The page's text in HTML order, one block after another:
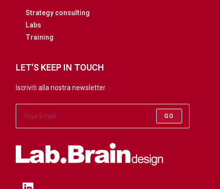
Strategy consulting
Labs
Training
LET'S KEEP IN TOUCH
Iscriviti alla nostra newsletter
GO